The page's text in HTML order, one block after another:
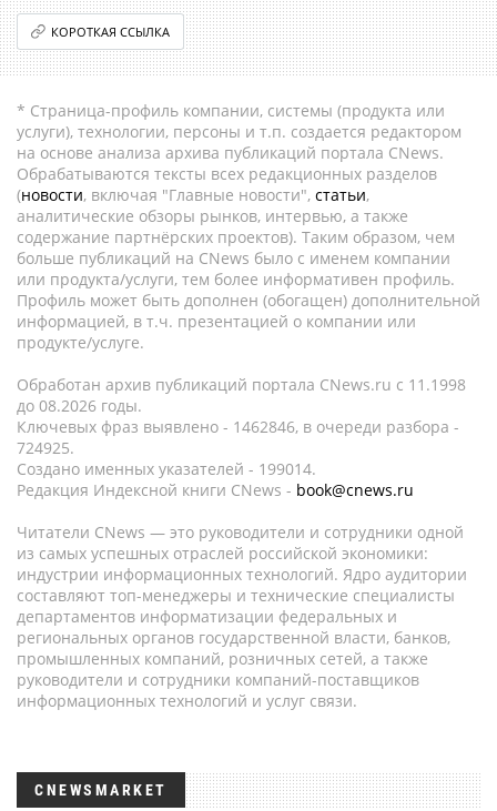
КОРОТКАЯ ССЫЛКА
* Страница-профиль компании, системы (продукта или
услуги), технологии, персоны и т.п. создается редактором
на основе анализа архива публикаций портала CNews.
Обрабатываются тексты всех редакционных разделов
(новости, включая "Главные новости", статьи,
аналитические обзоры рынков, интервью, а также
содержание партнёрских проектов). Таким образом, чем
больше публикаций на CNews было с именем компании
или продукта/услуги, тем более информативен профиль.
Профиль может быть дополнен (обогащен) дополнительной
информацией, в т.ч. презентацией о компании или
продукте/услуге.
Обработан архив публикаций портала CNews.ru c 11.1998
до 08.2026 годы.
Ключевых фраз выявлено - 1462846, в очереди разбора -
724925.
Создано именных указателей - 199014.
Редакция Индексной книги CNews - book@cnews.ru
Читатели CNews — это руководители и сотрудники одной
из самых успешных отраслей российской экономики:
индустрии информационных технологий. Ядро аудитории
составляют топ-менеджеры и технические специалисты
департаментов информатизации федеральных и
региональных органов государственной власти, банков,
промышленных компаний, розничных сетей, а также
руководители и сотрудники компаний-поставщиков
информационных технологий и услуг связи.
CNEWSMARKET